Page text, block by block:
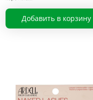
Добавить в корзину